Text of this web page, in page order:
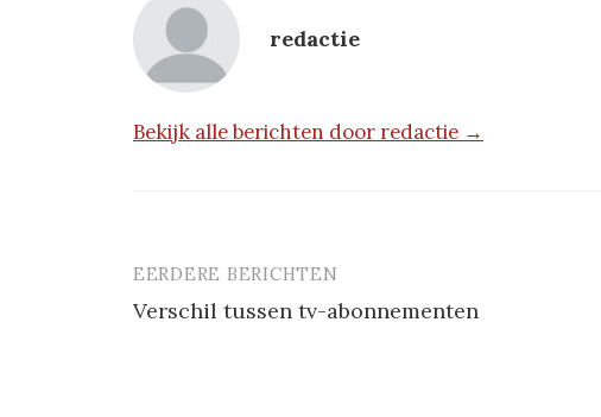
redactie
Bekijk alle berichten door redactie →
Berichtnavigatie
EERDERE BERICHTEN
Verschil tussen tv-abonnementen